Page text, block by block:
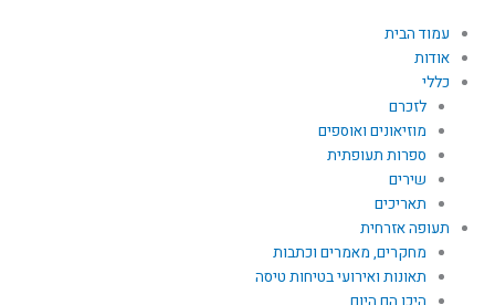
עמוד הבית
אודות
כללי
לזכרם
מוזיאונים ואוספים
ספרות תעופתית
שירים
תאריכים
תעופה אזרחית
מחקרים, מאמרים וכתבות
תאונות ואירועי בטיחות טיסה